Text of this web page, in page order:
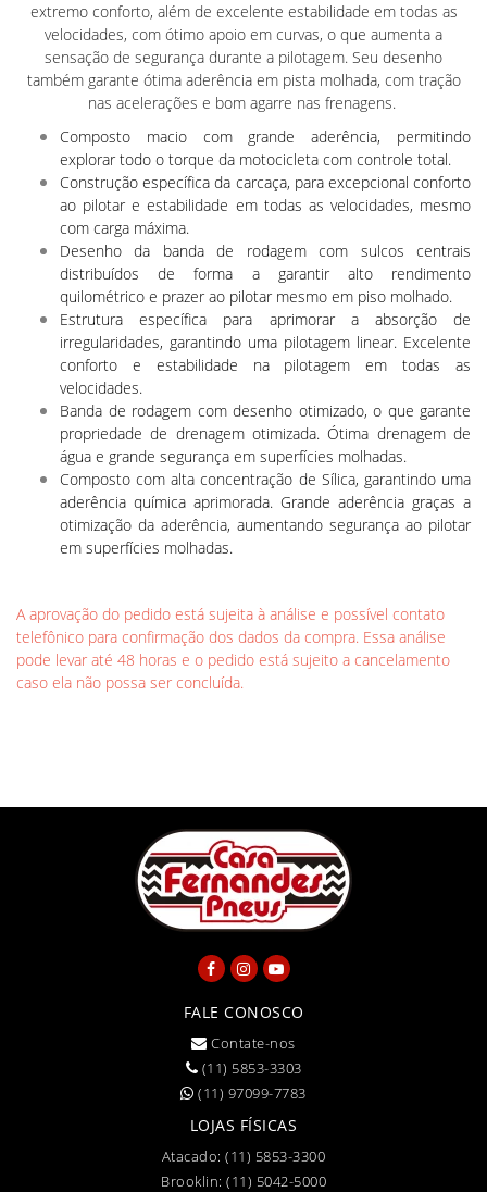
extremo conforto, além de excelente estabilidade em todas as
velocidades, com ótimo apoio em curvas, o que aumenta a
sensação de segurança durante a pilotagem. Seu desenho
também garante ótima aderência em pista molhada, com tração
nas acelerações e bom agarre nas frenagens.
Composto macio com grande aderência, permitindo
explorar todo o torque da motocicleta com controle total.
Construção específica da carcaça, para excepcional conforto
ao pilotar e estabilidade em todas as velocidades, mesmo
com carga máxima.
Desenho da banda de rodagem com sulcos centrais
distribuídos de forma a garantir alto rendimento
quilométrico e prazer ao pilotar mesmo em piso molhado.
Estrutura específica para aprimorar a absorção de
irregularidades, garantindo uma pilotagem linear. Excelente
conforto e estabilidade na pilotagem em todas as
velocidades.
Banda de rodagem com desenho otimizado, o que garante
propriedade de drenagem otimizada. Ótima drenagem de
água e grande segurança em superfícies molhadas.
Composto com alta concentração de Sílica, garantindo uma
aderência química aprimorada. Grande aderência graças a
otimização da aderência, aumentando segurança ao pilotar
em superfícies molhadas.
A aprovação do pedido está sujeita à análise e possível contato
telefônico para confirmação dos dados da compra. Essa análise
pode levar até 48 horas e o pedido está sujeito a cancelamento
caso ela não possa ser concluída.
FALE CONOSCO
Contate-nos
(11) 5853-3303
(11) 97099-7783
LOJAS FÍSICAS
Atacado:(11) 5853-3300
Brooklin: (11) 5042-5000